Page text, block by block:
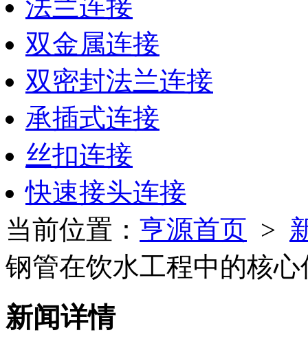
法兰连接
双金属连接
双密封法兰连接
承插式连接
丝扣连接
快速接头连接
当前位置： 亨源首页 >
钢管在饮水工程中的核
新闻详情